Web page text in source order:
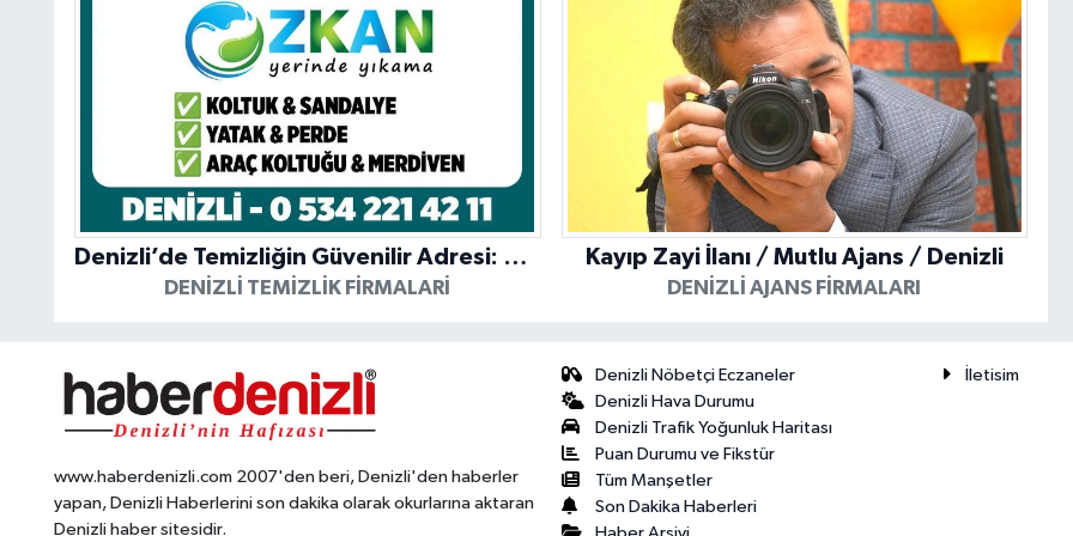
Denizli’de Temizliğin Güvenilir Adresi: Özkan Yerinde Yıkama
DENIZLI TEMIZLIK FIRMALARI
Kayıp Zayi İlanı / Mutlu Ajans / Denizli
DENIZLI AJANS FIRMALARI
www.haberdenizli.com 2007'den beri, Denizli'den haberler
yapan, Denizli Haberlerini son dakika olarak okurlarına aktaran
Denizli haber sitesidir.
Denizli Nöbetçi Eczaneler
Denizli Hava Durumu
Denizli Trafik Yoğunluk Haritası
Puan Durumu ve Fikstür
Tüm Manşetler
Son Dakika Haberleri
İletisim